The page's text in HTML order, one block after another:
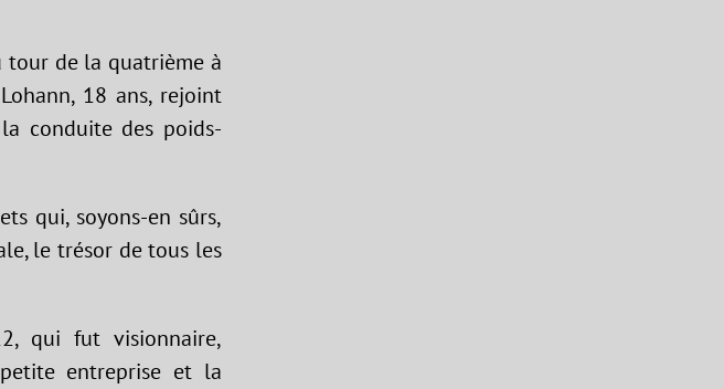
tour de la quatrième à
18 ans, rejoint
conduite des poids-
qui, soyons-en sûrs,
le trésor de tous les
qui fut visionnaire,
entreprise et la